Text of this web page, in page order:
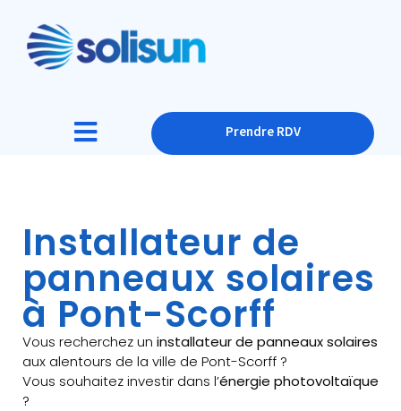
Prendre RDV
Installateur de
panneaux solaires
à Pont-Scorff
Vous recherchez un installateur de panneaux solaires
aux alentours de la ville de Pont-Scorff ?
Vous souhaitez investir dans l’énergie photovoltaïque
?